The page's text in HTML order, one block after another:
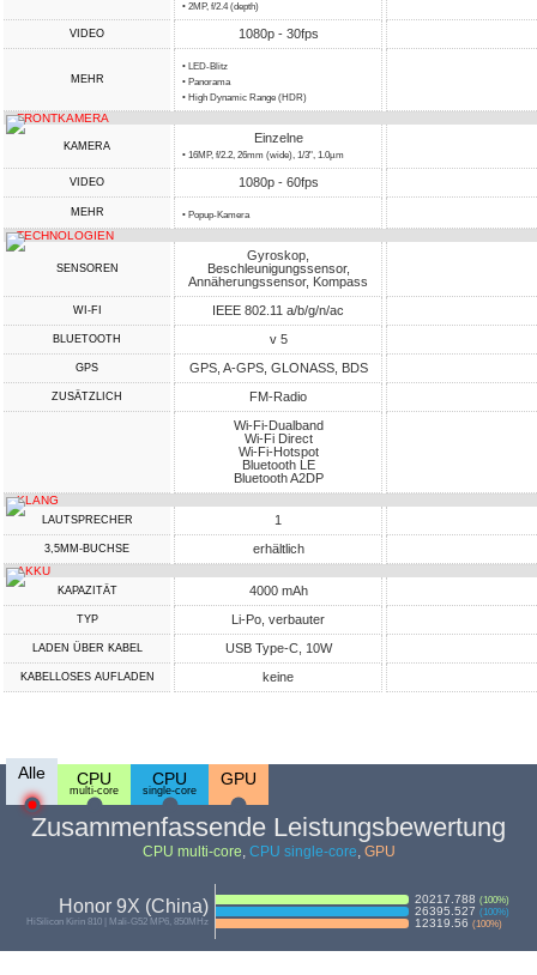
• 2MP, f/2.4 (depth)
VIDEO 1080p - 30fps
MEHR
• LED-Blitz
• Panorama
• High Dynamic Range (HDR)
FRONTKAMERA
KAMERA
Einzelne
• 16MP, f/2.2, 26mm (wide), 1/3", 1.0µm
VIDEO 1080p - 60fps
MEHR • Popup-Kamera
TECHNOLOGIEN
SENSOREN
Gyroskop,
Beschleunigungssensor,
Annäherungssensor, Kompass
WI-FI IEEE 802.11 a/b/g/n/ac
BLUETOOTH v 5
GPS GPS, A-GPS, GLONASS, BDS
ZUSÄTZLICH
FM-Radio
Wi-Fi-Dualband
Wi-Fi Direct
Wi-Fi-Hotspot
Bluetooth LE
Bluetooth A2DP
KLANG
LAUTSPRECHER 1
3,5MM-BUCHSE erhältlich
AKKU
KAPAZITÄT 4000 mAh
TYP Li-Po, verbauter
LADEN ÜBER KABEL USB Type-C, 10W
KABELLOSES AUFLADEN keine
Alle CPU
multi-core
CPU
single-core
GPU
Zusammenfassende Leistungsbewertung
CPU multi-core, CPU single-core, GPU
Honor 9X (China)
HiSilicon Kirin 810 | Mali-G52 MP6, 850MHz
20217.788 (100%)
26395.527 (100%)
12319.56 (100%)